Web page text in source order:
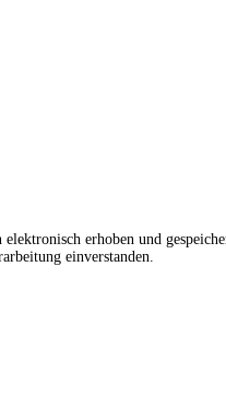
erhoben und
einverstanden.